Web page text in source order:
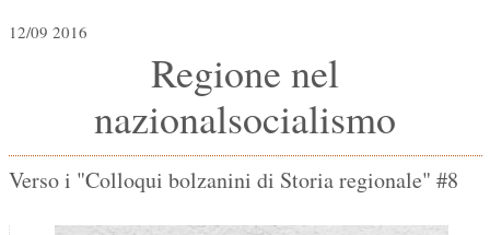
12/09 2016
Regione nel
nazionalsocialismo
Verso i "Colloqui bolzanini di Storia regionale" #8